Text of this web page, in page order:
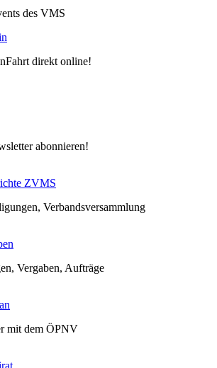
des VMS
direkt online!
abonnieren!
ZVMS
Verbandsversammlung
Vergaben, Aufträge
mit dem ÖPNV